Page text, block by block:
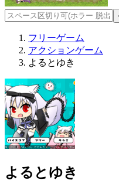
フリーゲーム
アクションゲーム
よるとゆき
よるとゆき